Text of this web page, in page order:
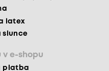
latex
slunce
v e-shopu
platba